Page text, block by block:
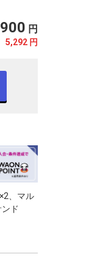
円
5,292 円
、マル
ド